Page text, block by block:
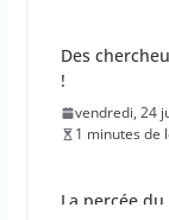
Des
!
vendredi, 24
1 minutes de
La percée